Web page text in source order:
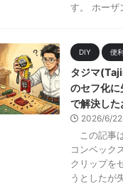
す。 ホーザ
DIY 便
タジマ
のセフ化
で解決した
2026/6/22
この記事
コンベック
クリップを
うとしたが